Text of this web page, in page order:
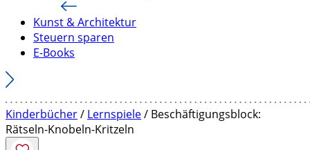
Kunst & Architektur
Steuern sparen
E-Books
Kinderbücher/ Lernspiele/ Beschäftigungsblock:
Rätseln-Knobeln-Kritzeln